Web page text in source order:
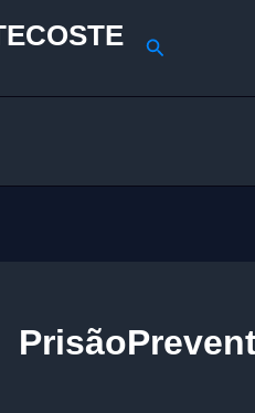
Pesquisar